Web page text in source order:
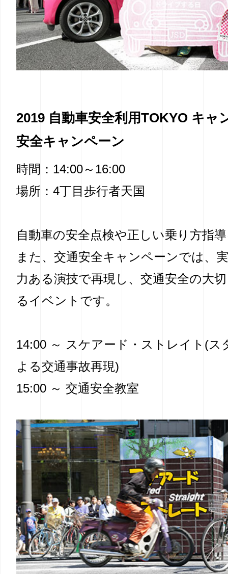
2019 自動車安全利用TOKYO キャ
安全キャンペーン
時間：14:00～16:00
場所：4丁目歩行者天国
自動車の安全点検や正しい乗り方指
また、交通安全キャンペーンでは、
力ある演技で再現し、交通安全の大
るイベントです。
14:00 ～ スケアード・ストレイト(ス
よる交通事故再現)
15:00 ～ 交通安全教室